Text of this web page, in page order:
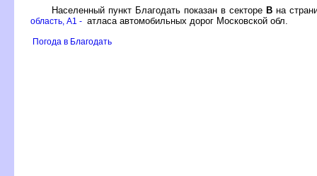
Населенный пункт Благодать показан в секторе на
область, A1 - атласа автомобильных дорог Московской обл.
Погода в Благодать